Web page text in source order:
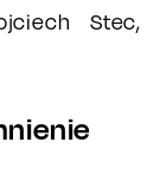
Stec,